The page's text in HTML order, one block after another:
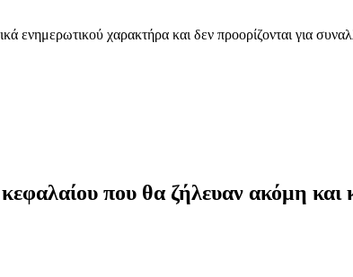
ενημερωτικού χαρακτήρα και δεν προορίζονται για
που θα ζήλευαν ακόμη και